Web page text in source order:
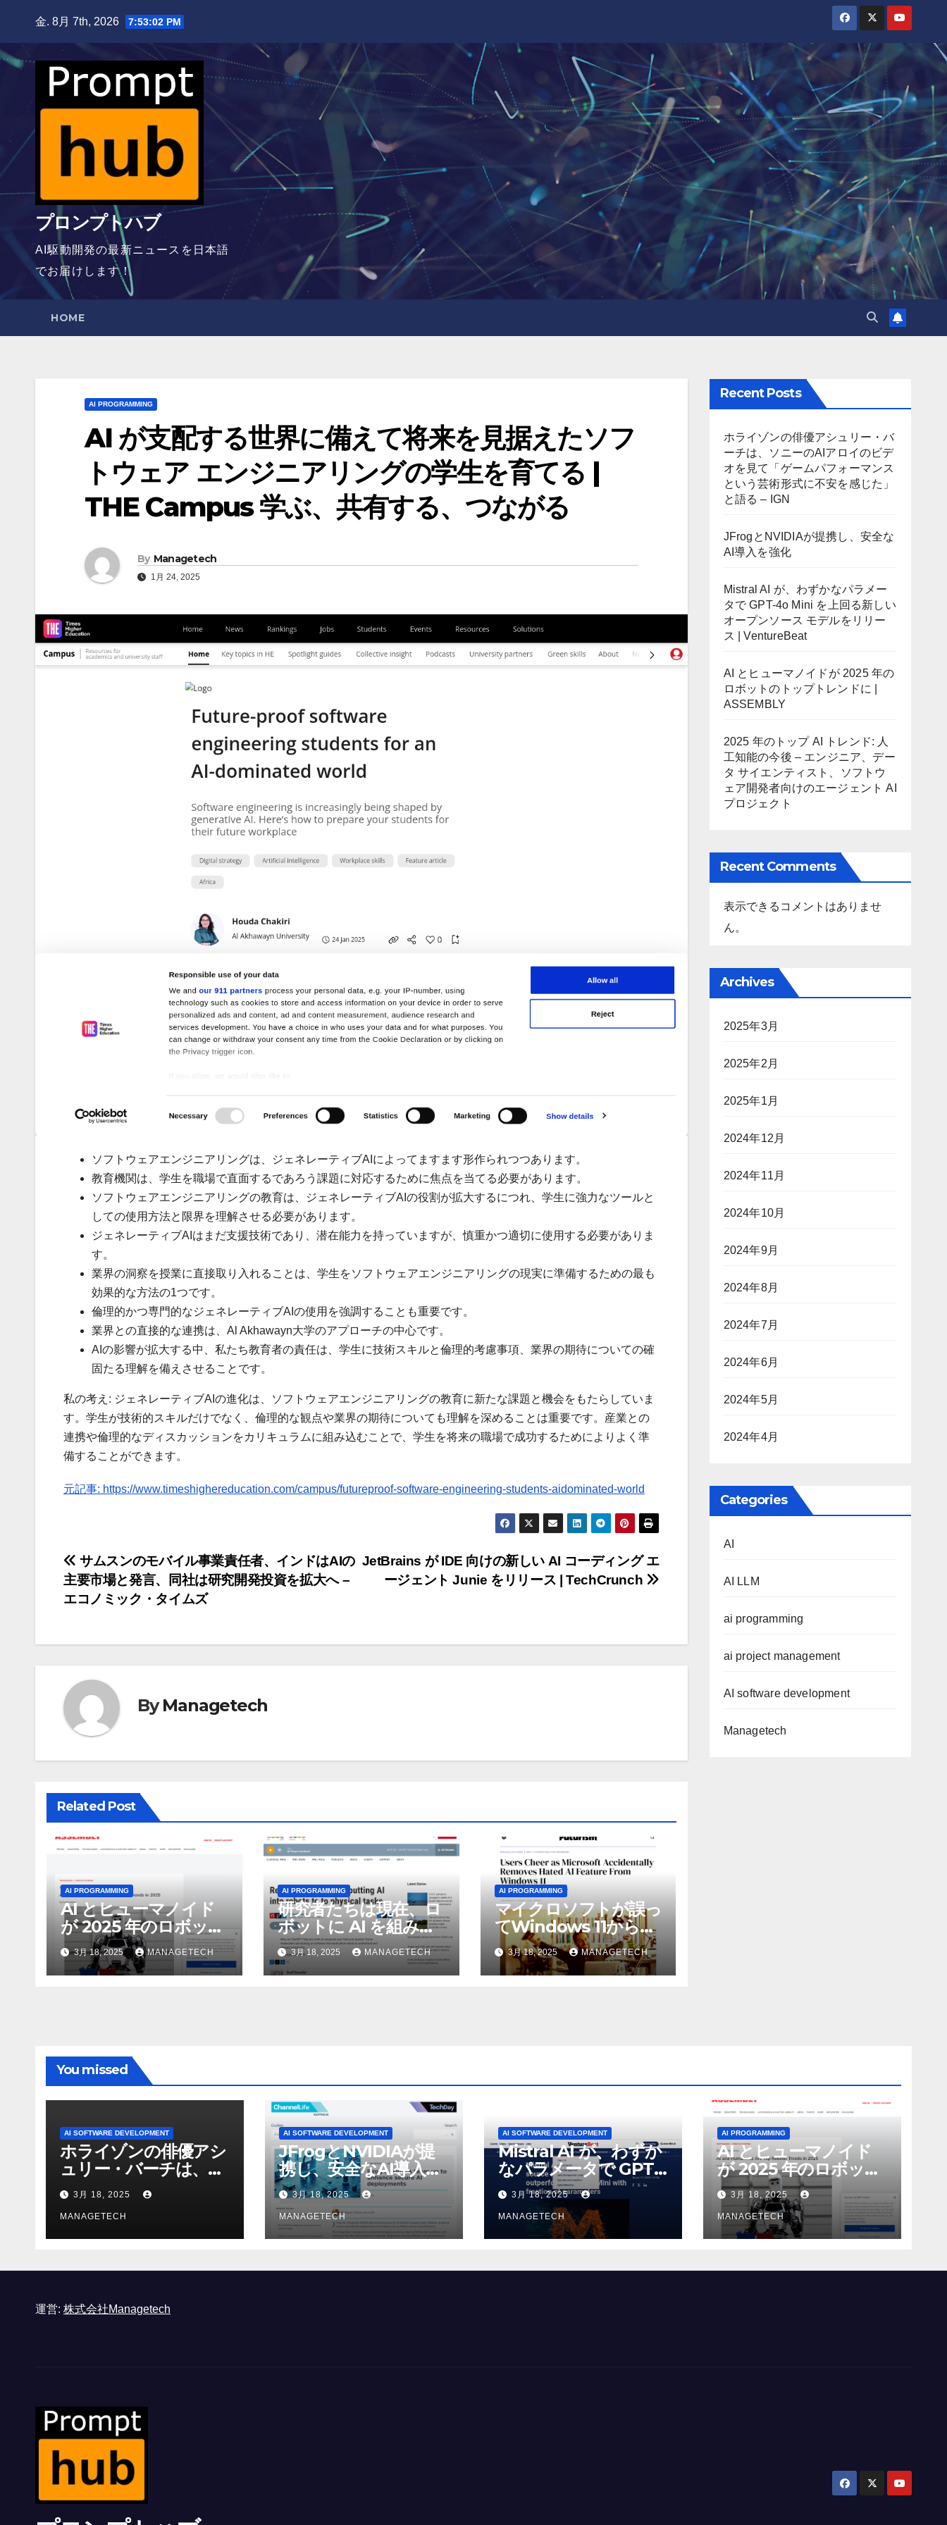
content
金. 8月 7th, 2026 7:53:04 PM
プロンプトハブ
AI駆動開発の最新ニュースを日本語
でお届けします！
HOME
AI PROGRAMMING
AI が支配する世界に備えて将来を見据えたソフ
トウェア エンジニアリングの学生を育てる |
THE Campus 学ぶ、共有する、つながる
By Managetech
1月 24, 2025
ソフトウェアエンジニアリングは、ジェネレーティブAIによってますます形作られつつあります。
教育機関は、学生を職場で直面するであろう課題に対応するために焦点を当てる必要があります。
ソフトウェアエンジニアリングの教育は、ジェネレーティブAIの役割が拡大するにつれ、学生に強力なツールと
しての使用方法と限界を理解させる必要があります。
ジェネレーティブAIはまだ支援技術であり、潜在能力を持っていますが、慎重かつ適切に使用する必要がありま
す。
業界の洞察を授業に直接取り入れることは、学生をソフトウェアエンジニアリングの現実に準備するための最も
効果的な方法の1つです。
倫理的かつ専門的なジェネレーティブAIの使用を強調することも重要です。
業界との直接的な連携は、Al Akhawayn大学のアプローチの中心です。
AIの影響が拡大する中、私たち教育者の責任は、学生に技術スキルと倫理的考慮事項、業界の期待についての確
固たる理解を備えさせることです。
私の考え: ジェネレーティブAIの進化は、ソフトウェアエンジニアリングの教育に新たな課題と機会をもたらしていま
す。学生が技術的スキルだけでなく、倫理的な観点や業界の期待についても理解を深めることは重要です。産業との
連携や倫理的なディスカッションをカリキュラムに組み込むことで、学生を将来の職場で成功するためによりよく準
備することができます。
元記事: https://www.timeshighereducation.com/campus/futureproof-software-engineering-students-aidominated-world
投
稿
ビ
ゲ
ー
シ
ョ
ン
JetBrains が IDE 向けの新しい AI コーディング エ
ージェント Junie をリリース | TechCrunch
サムスンのモバイル事業責任者、インドはAIの
主要市場と発言、同社は研究開発投資を拡大へ –
エコノミック・タイムズ
ByManagetech
Related Post
AI PROGRAMMING
AI とヒューマノイド
が 2025 年のロボット
のトップトレンドに |
ASSEMBLY
3月 18, 2025 MANAGETECH
AI PROGRAMMING
研究者たちは現在、ロ
ボットに AI を組み込
んで物理的な作業を実
行させている | ノーザ
ン パブリック ラジオ:
3月 18, 2025 MANAGETECH
AI PROGRAMMING
マイクロソフトが誤っ
てWindows 11から嫌
われているAI機能を削
除したことにユーザー
が歓喜
3月 18, 2025 MANAGETECH
Recent Posts
ホライゾンの俳優アシュリー・バ
ーチは、ソニーのAIアロイのビデ
オを見て「ゲームパフォーマンス
という芸術形式に不安を感じた」
と語る – IGN
JFrogとNVIDIAが提携し、安全な
AI導入を強化
Mistral AI が、わずかなパラメー
タで GPT-4o Mini を上回る新しい
オープンソース モデルをリリー
ス | VentureBeat
AI とヒューマノイドが 2025 年の
ロボットのトップトレンドに |
ASSEMBLY
2025 年のトップ AI トレンド: 人
工知能の今後 – エンジニア、デー
タ サイエンティスト、ソフトウ
ェア開発者向けのエージェント AI
プロジェクト
Recent Comments
表示できるコメントはありませ
ん。
Archives
2025年3月
2025年2月
2025年1月
2024年12月
2024年11月
2024年10月
2024年9月
2024年8月
2024年7月
2024年6月
2024年5月
2024年4月
Categories
AI
AI LLM
ai programming
ai project management
AI software development
Managetech
You missed
AI SOFTWARE DEVELOPMENT
ホライゾンの俳優アシ
ュリー・バーチは、ソ
ニーのAIアロイのビデ
オを見て「ゲームパフ
ォーマンスという芸術
形式に不安を感じた」
3月 18, 2025
MANAGETECH
AI SOFTWARE DEVELOPMENT
JFrogとNVIDIAが提
携し、安全なAI導入を
強化
3月 18, 2025
MANAGETECH
AI SOFTWARE DEVELOPMENT
Mistral AI が、わずか
なパラメータで GPT-
4o Mini を上回る新し
いオープンソース モ
デルをリリース |
VentureBeat
3月 18, 2025
MANAGETECH
AI PROGRAMMING
AI とヒューマノイド
が 2025 年のロボット
のトップトレンドに |
ASSEMBLY
3月 18, 2025
MANAGETECH
運営: 株式会社Managetech